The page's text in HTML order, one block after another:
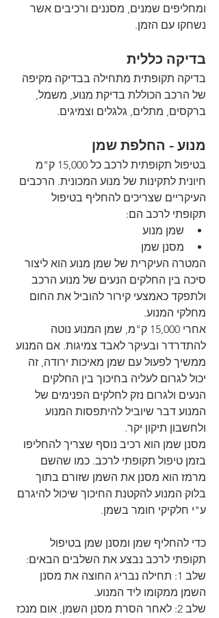
ומחליפים שמנים, מסננים ורכיבים אשר
נשחקו עם הזמן.
בדיקה כללית
בדיקה תקופתית מתחילה בבדיקה מקיפה
של הרכב הכוללת בדיקת מנוע, משמל,
ברקסים, מתלים, גלגלים וצמיגים.
מנוע - החלפת שמן
בטיפול תקופתית לרכב כל 15,000 ק"מ
חיונית לתקינות של מנוע המכונית. הרכבים
העיקריים שצריכים להחליף בטיפול
תקופתי לרכב הם:
שמן מנוע
מסנן שמן
המטרה העיקרית של שמן מנוע הוא ליצור
סיכה בין החלקים הנעים של מנוע הרכב
ולתפקד כאמצעי קירור להוביל את החום
מחלקי המנוע.
אחרי 15,000 ק"מ, שמן המנוע נוטה
להתדרדר ובעיקר לאבד צמיגות. אם המנוע
ממשיך לפעול עם שמן מאיכות ירודה, זה
יכול לגרום לעליה בחיכוך בין החלקים
הנעים ולגרום נזק לחלקים הפנימים של
המנוע דבר שיוביל להיתפסות המנוע
ולחשבון תיקון יקר.
מסנן שמן הוא רכיב נוסף שצריך להחליפו
בזמן טיפול תקופתי לרכב. כמו שהשם
מרמז הוא מסנן את השמן שזורם בתוך
בלוק המנוע להקטנת החיכוך שיכול להיגרם
ע"י חלקיקי חומר בשמן.
כדי להחליף שמן ומסנן שמן בטיפול
תקופתי לרכב נבצע את השלבים הבאים:
שלב 1: תחילה נבריג החוצה את מסנן
השמן ממקומו ליד המנוע.
שלב 2: לאחר הסרת מסנן השמן, אום מנכז